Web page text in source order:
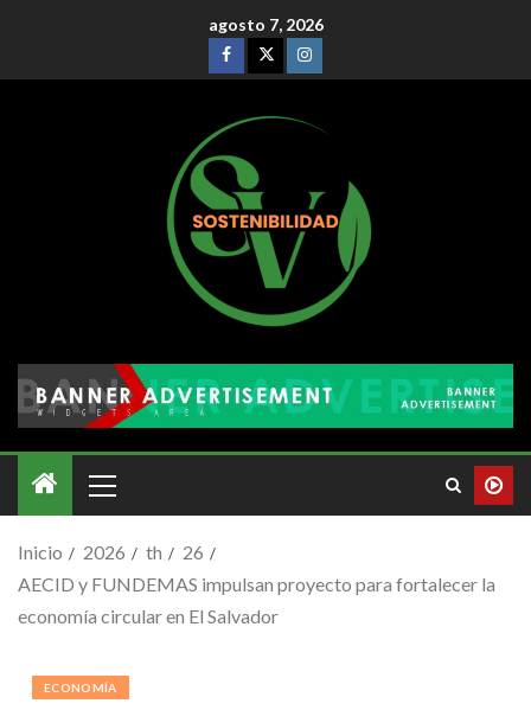
agosto 7, 2026
Inicio 2026 th
26
AECID y FUNDEMAS impulsan proyecto para fortalecer la
economía circular en El Salvador
ECONOMÍA